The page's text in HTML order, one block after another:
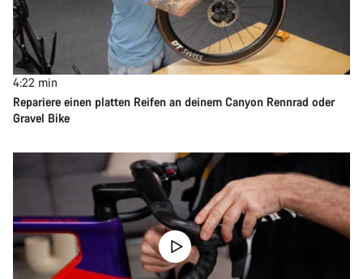
4:22 min
Repariere einen platten Reifen an deinem Canyon Rennrad oder
Gravel Bike